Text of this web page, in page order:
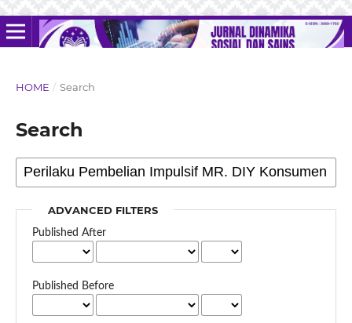
HOME / Search
Search
ADVANCED FILTERS
Published After
Published Before